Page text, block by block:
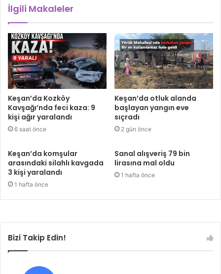
İlgili Makaleler
Keşan’da Kozköy
Kavşağı’nda feci kaza: 9
kişi ağır yaralandı
6 saat önce
Keşan’da otluk alanda
başlayan yangın eve
sıçradı
2 gün önce
Keşan’da komşular
arasındaki silahlı kavgada
3 kişi yaralandı
1 hafta önce
Sanal alışveriş 79 bin
lirasına mal oldu
1 hafta önce
Bizi Takip Edin!